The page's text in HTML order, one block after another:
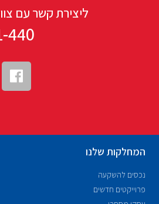
ליצירת קשר עם
440
המחלקות שלנו
נכסים להשקעה
פרוייקטים חדשים